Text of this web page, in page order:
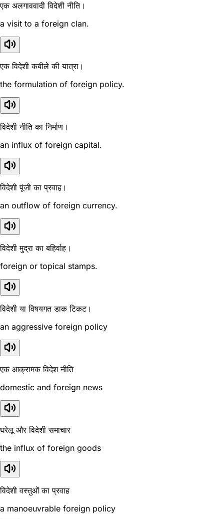
एक अलगाववादी विदेशी नीति।
a visit to a foreign clan.
एक विदेशी कबीले की यात्रा।
the formulation of foreign policy.
विदेशी नीति का निर्माण।
an influx of foreign capital.
विदेशी पूंजी का प्रवाह।
an outflow of foreign currency.
विदेशी मुद्रा का बहिर्वाह।
foreign or topical stamps.
विदेशी या विषयगत डाक टिकट।
an aggressive foreign policy
एक आक्रामक विदेश नीति
domestic and foreign news
घरेलू और विदेशी समाचार
the influx of foreign goods
विदेशी वस्तुओं का प्रवाह
a manoeuvrable foreign policy